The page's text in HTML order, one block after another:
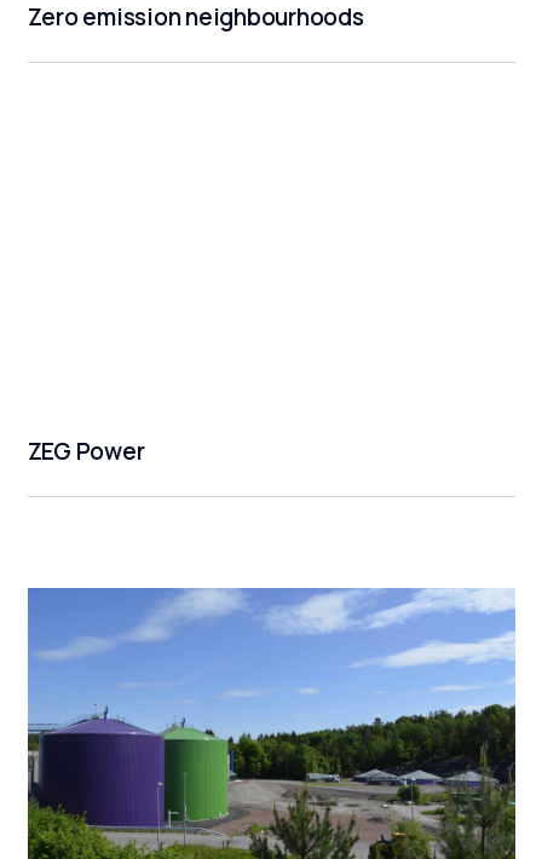
Zero emission neighbourhoods
ZEG Power